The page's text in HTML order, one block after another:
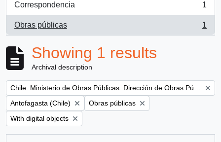
Correspondencia
, 1 results
1
Obras públicas
, 1 results
1
Showing 1 results
Archival description
Remove filter:
Remove filter:
Antofagasta (Chile) Remove filter:
Obras públicas
Remove filter:
With digital objects